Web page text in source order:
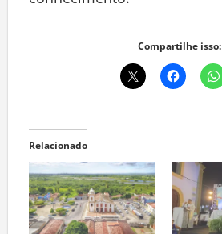
Compartilhe isso:
Relacionado